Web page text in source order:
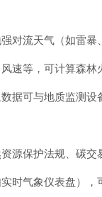
对流天气（如雷
速等，可计算森
据可与地质监测
源保护法规、碳
时气象仪表盘）